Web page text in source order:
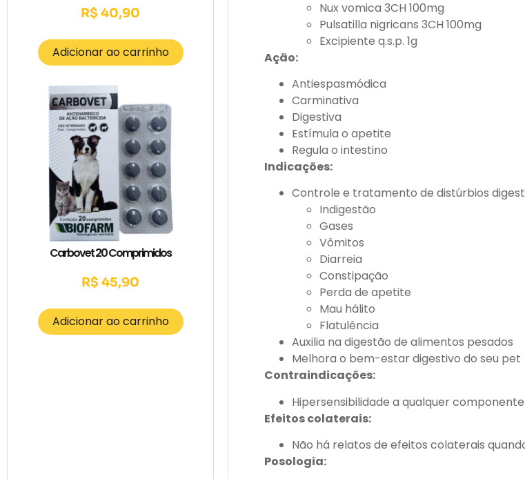
R$ 40,90
Adicionar ao carrinho
Carbovet 20 Comprimidos
R$ 45,90
Adicionar ao carrinho
Nux vomica 3CH 100mg
Pulsatilla nigricans 3CH 100mg
Excipiente q.s.p. 1g
Ação:
Antiespasmódica
Carminativa
Digestiva
Estímula o apetite
Regula o intestino
Indicações:
Controle e tratamento de distúrbios
Indigestão
Gases
Vômitos
Diarreia
Constipação
Perda de apetite
Mau hálito
Flatulência
Auxilia na digestão de alimentos pesados
Melhora o bem-estar digestivo do seu pet
Contraindicações:
Hipersensibilidade a qualquer
Efeitos colaterais:
Não há relatos de efeitos colaterais
Posologia: